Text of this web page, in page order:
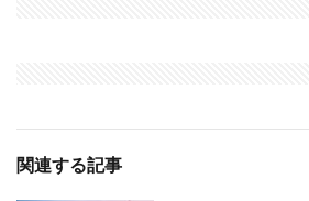
関連する記事